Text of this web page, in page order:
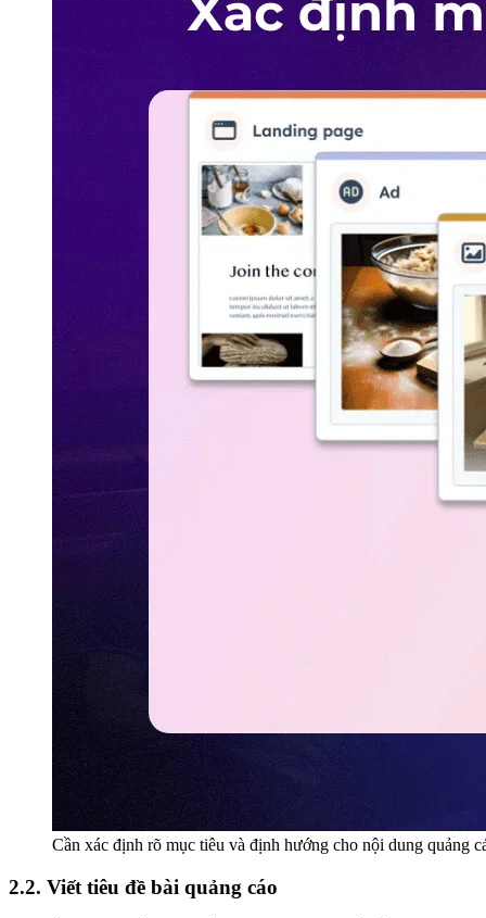
Cần xác định rõ mục tiêu và định hướng cho nội dung quảng
2.2. Viết tiêu đề bài quảng cáo